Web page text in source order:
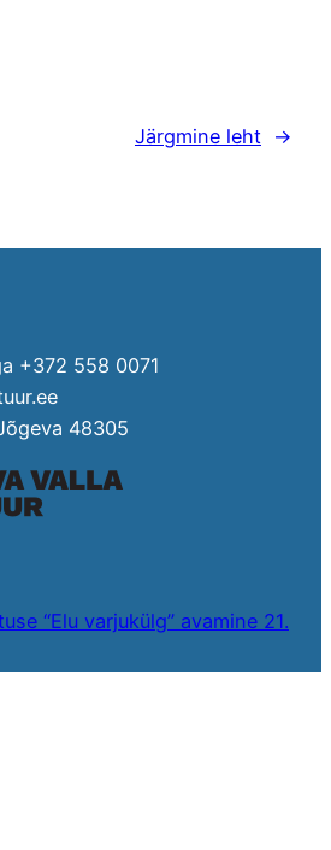
Järgmine leht →
+372 558 0071
48305
“Elu varjukülg” avamine 21.